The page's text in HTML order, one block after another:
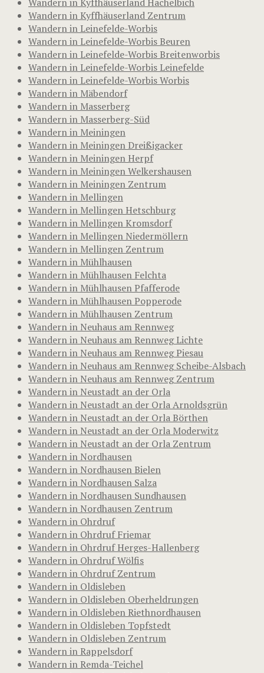
Wandern in Kyffhäuserland Zentrum
Wandern in Leinefelde-Worbis
Wandern in Leinefelde-Worbis Beuren
Wandern in Leinefelde-Worbis Breitenworbis
Wandern in Leinefelde-Worbis Leinefelde
Wandern in Leinefelde-Worbis Worbis
Wandern in Mäbendorf
Wandern in Masserberg
Wandern in Masserberg-Süd
Wandern in Meiningen
Wandern in Meiningen Dreißigacker
Wandern in Meiningen Herpf
Wandern in Meiningen Welkershausen
Wandern in Meiningen Zentrum
Wandern in Mellingen
Wandern in Mellingen Hetschburg
Wandern in Mellingen Kromsdorf
Wandern in Mellingen Niedermöllern
Wandern in Mellingen Zentrum
Wandern in Mühlhausen
Wandern in Mühlhausen Felchta
Wandern in Mühlhausen Pfafferode
Wandern in Mühlhausen Popperode
Wandern in Mühlhausen Zentrum
Wandern in Neuhaus am Rennweg
Wandern in Neuhaus am Rennweg Lichte
Wandern in Neuhaus am Rennweg Piesau
Wandern in Neuhaus am Rennweg Scheibe-Alsbach
Wandern in Neuhaus am Rennweg Zentrum
Wandern in Neustadt an der Orla
Wandern in Neustadt an der Orla Arnoldsgrün
Wandern in Neustadt an der Orla Börthen
Wandern in Neustadt an der Orla Moderwitz
Wandern in Neustadt an der Orla Zentrum
Wandern in Nordhausen
Wandern in Nordhausen Bielen
Wandern in Nordhausen Salza
Wandern in Nordhausen Sundhausen
Wandern in Nordhausen Zentrum
Wandern in Ohrdruf
Wandern in Ohrdruf Friemar
Wandern in Ohrdruf Herges-Hallenberg
Wandern in Ohrdruf Wölfis
Wandern in Ohrdruf Zentrum
Wandern in Oldisleben
Wandern in Oldisleben Oberheldrungen
Wandern in Oldisleben Riethnordhausen
Wandern in Oldisleben Topfstedt
Wandern in Oldisleben Zentrum
Wandern in Rappelsdorf
Wandern in Remda-Teichel